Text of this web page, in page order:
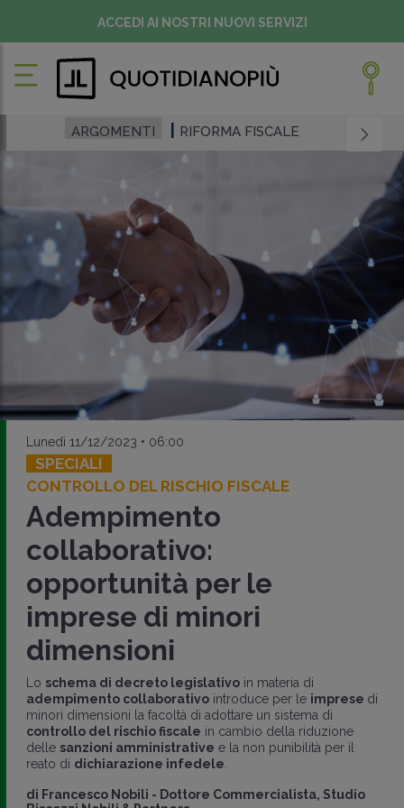
ACCEDI AI NOSTRI NUOVI SERVIZI
ARGOMENTI RIFORMA FISCALE
Lunedì 11/12/2023 • 06:00
SPECIALI
CONTROLLO DEL RISCHIO FISCALE
Adempimento
collaborativo:
opportunità per le
imprese di minori
dimensioni
Lo schema di decreto legislativoin materia di
adempimento collaborativointroduce per le imprese di
minori dimensioni la facoltà di adottare un sistema di
controllo del rischio fiscale in cambio della riduzione
delle sanzioni amministrative e la non punibilità per il
reato di dichiarazione infedele
di Francesco Nobili - Dottore Commercialista, Studio